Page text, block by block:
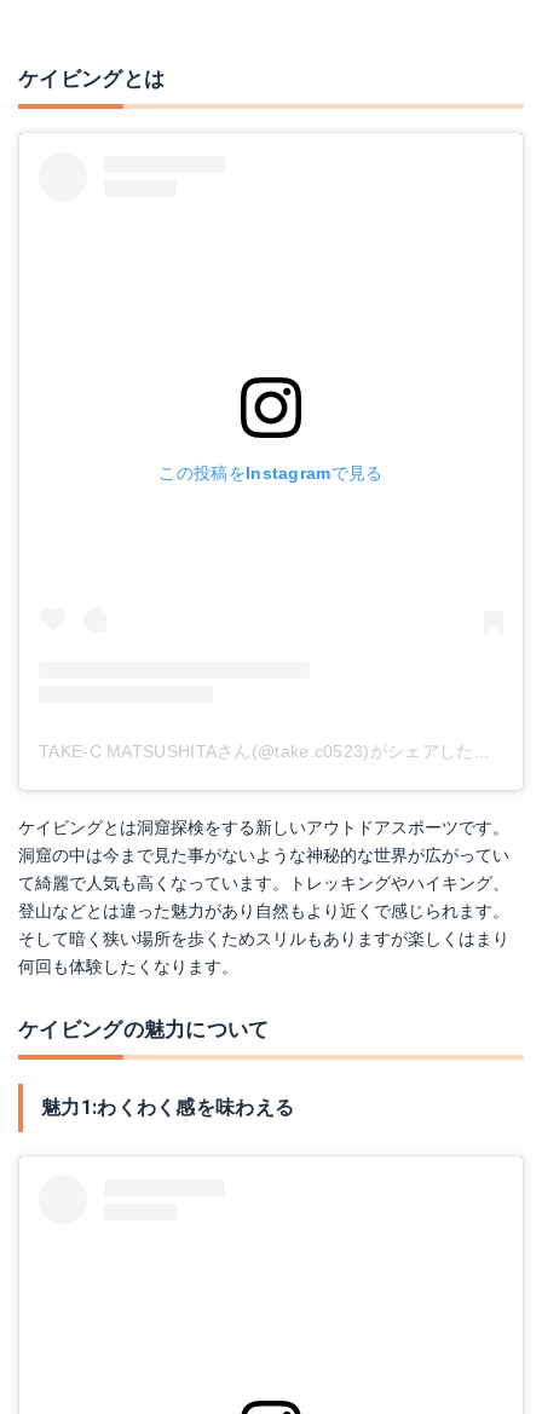
ケイビングとは
この投稿をInstagramで見る
TAKE-C MATSUSHITAさん(@take.c0523)がシェアした投稿
ケイビングとは洞窟探検をする新しいアウトドアスポーツです。
洞窟の中は今まで見た事がないような神秘的な世界が広がってい
て綺麗で人気も高くなっています。トレッキングやハイキング、
登山などとは違った魅力があり自然もより近くで感じられます。
そして暗く狭い場所を歩くためスリルもありますが楽しくはまり
何回も体験したくなります。
ケイビングの魅力について
魅力1:わくわく感を味わえる